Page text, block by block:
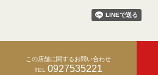
この店舗に関するお問い合わせ
TEL 0927535221